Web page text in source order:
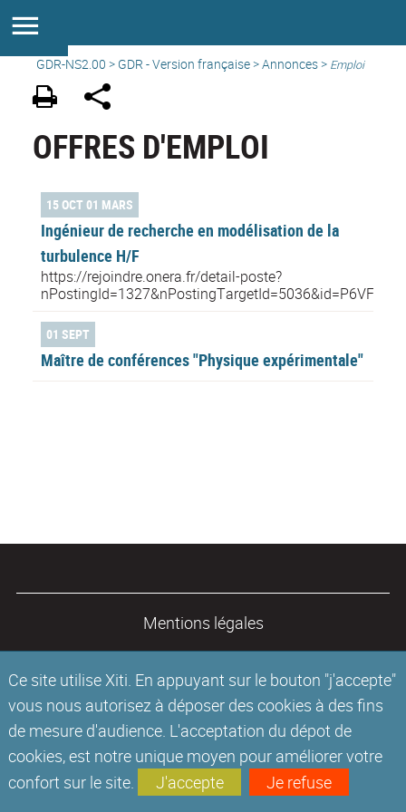
Ce site utilise Xiti. En appuyant sur le bouton "j'accepte"
vous nous autorisez à déposer des cookies à des fins
de mesure d'audience. L'acceptation du dépot de
cookies, est notre unique moyen pour améliorer votre
confort sur le site.
J'accepte Je refuse
GDR-NS2.00 > GDR - Version française>Annonces> Emploi
OFFRES D'EMPLOI
15 OCT 01 MARS
Ingénieur de recherche en modélisation de la
turbulence H/F
https://rejoindre.onera.fr/detail-poste?
01 SEPT
Maître de conférences "Physique expérimentale"
Mentions légales